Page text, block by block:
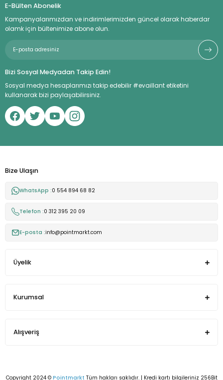
E-Bülten Abonelik
Kampanyalarımızdan ve indirimlerimizden güncel olarak haberdar
olamk için bültenimize abone olun.
Bizi Sosyal Medyadan Takip Edin!
Sosyal medya hesaplarımızı takip edebilir #evaillant etiketini
kullanarak bizi paylaşabilirsiniz.
Üyelik
Kurumsal
Alışveriş
Bize Ulaşın
WhatsApp :0 554 894 68 82
Telefon :0 312 395 20 09
E-posta :info@pointmarkt.com
Copyright 2024 © Pointmarkt Tüm hakları saklıdır. | Kredi kartı bilgileriniz 256Bit